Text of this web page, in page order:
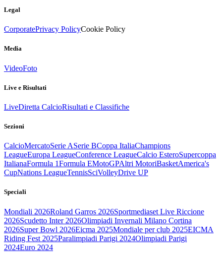
Legal
CorporatePrivacy PolicyCookie Policy
Media
VideoFoto
Live e Risultati
LiveDiretta CalcioRisultati e Classifiche
Sezioni
CalcioMercatoSerie ASerie BCoppa ItaliaChampions
LeagueEuropa LeagueConference LeagueCalcio EsteroSupercoppa
ItalianaFormula 1Formula EMotoGPAltri MotoriBasketAmerica's
CupNations LeagueTennisSciVolleyDrive UP
Speciali
Mondiali 2026Roland Garros 2026Sportmediaset Live Riccione
2026Scudetto Inter 2026Olimpiadi Invernali Milano Cortina
2026Super Bowl 2026Eicma 2025Mondiale per club 2025EICMA
Riding Fest 2025Paralimpiadi Parigi 2024Olimpiadi Parigi
2024Euro 2024